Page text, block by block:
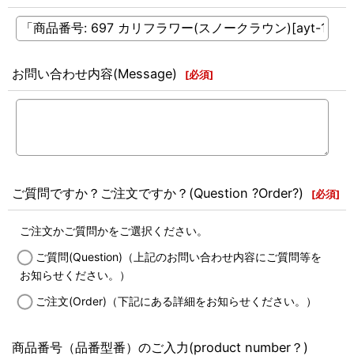
お問い合わせ内容(Message) [必須]
ご質問ですか？ご注文ですか？(Question ?Order?) [必須]
ご注文かご質問かをご選択ください。
ご質問(Question)（上記のお問い合わせ内容にご質問等を
お知らせください。）
ご注文(Order)（下記にある詳細をお知らせください。）
商品番号（品番型番）のご入力(product number？)